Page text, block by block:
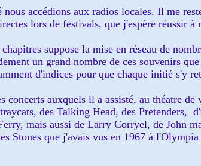
accédions aux radios locales. Il me
lors de festivals, que j'espère réussir à
suppose la mise en réseau de
un grand nombre de ces souvenirs
d'indices pour que chaque initié s'y
concerts auxquels il a assisté, au théatre
des Talking Head, des Pretenders,
mais aussi de Larry Corryel, de John
Stones que j'avais vus en 1967 à